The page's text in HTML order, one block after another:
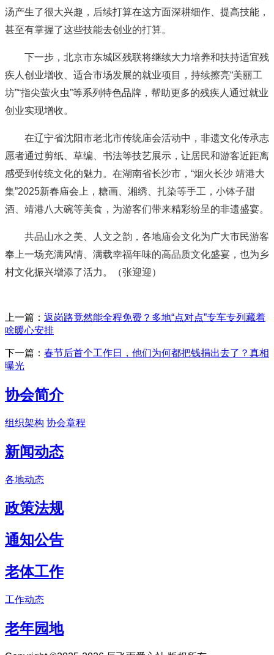
汤产生了很大兴趣，后续打算在这方面深耕细作、提高技能，
甚至有掌握了这些技能去创业的打算。
下一步，北京市东城区残联将继续大力培养和扶持适宜残
疾人创业增收、适合市场发展的就业项目，持续擦亮“美丽工
坊”“指尖萤火虫”等系列特色品牌，帮助更多的残疾人通过就业
创业实现增收。
在辽宁省沈阳市老北市传统庙会活动中，非遗文化传承志
愿者通过剪纸、草编、书法等技艺展示，让居民和游客近距离
感受到传统文化的魅力。在湖南省长沙市，“烟火长沙 靖港大
集”2025新春庙会上，糖画、湘绣、扎染等手工，小钵子甜
酒、靖港八大碗等美食，为游客们带来精彩纷呈的非遗盛宴。
共品山水之美、人文之韵，各地庙会文化为广大市民游客
奉上一场充满风情、满载幸福年味的高品质文化盛宴，也为乡
村文化振兴增添了活力。
（张迎迎）
上一篇： 返岗路竟然能全程免费？多地“点对点”专车专列藏着
啥暖心安排
下一篇： 春节后首个工作日，他们为何都把钱捐出去了？真相
曝光
协会简介
组织架构 协会章程
新闻动态
各地动态
政策法规
通知公告
老体工作
工作动态
老年园地